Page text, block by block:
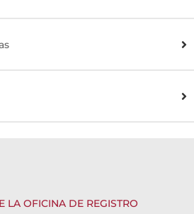
LA OFICINA DE REGISTRO